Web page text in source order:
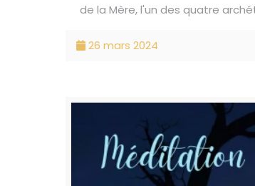
de la Mère, l'un des quatre
26 mars 2024